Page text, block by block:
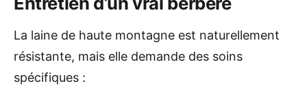
La laine de haute montagne est naturellement
résistante, mais elle demande des soins
spécifiques :